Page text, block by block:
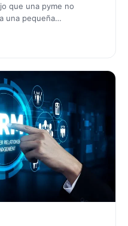
que una pyme no
una pequeña…